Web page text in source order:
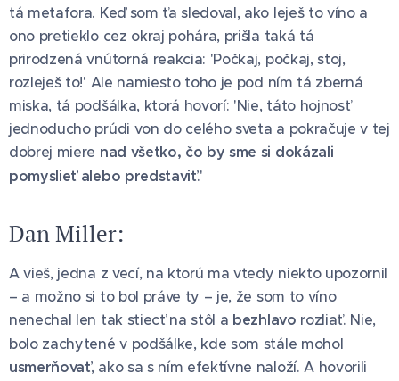
tá metafora. Keď som ťa sledoval, ako leješ to víno a
ono pretieklo cez okraj pohára, prišla taká tá
prirodzená vnútorná reakcia: 'Počkaj, počkaj, stoj,
rozleješ to!' Ale namiesto toho je pod ním tá zberná
miska, tá podšálka, ktorá hovorí: 'Nie, táto hojnosť
jednoducho prúdi von do celého sveta a pokračuje v tej
dobrej miere nad všetko, čo by sme si dokázali
pomyslieť alebo predstaviť.'
Dan Miller:
A vieš, jedna z vecí, na ktorú ma vtedy niekto upozornil
– a možno si to bol práve ty – je, že som to víno
nenechal len tak stiecť na stôl a bezhlavo rozliať. Nie,
bolo zachytené v podšálke, kde som stále mohol
usmerňovať, ako sa s ním efektívne naloží. A hovorili